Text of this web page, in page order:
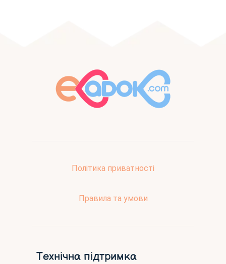
Політика приватності
Правила та умови
Технічна підтримка